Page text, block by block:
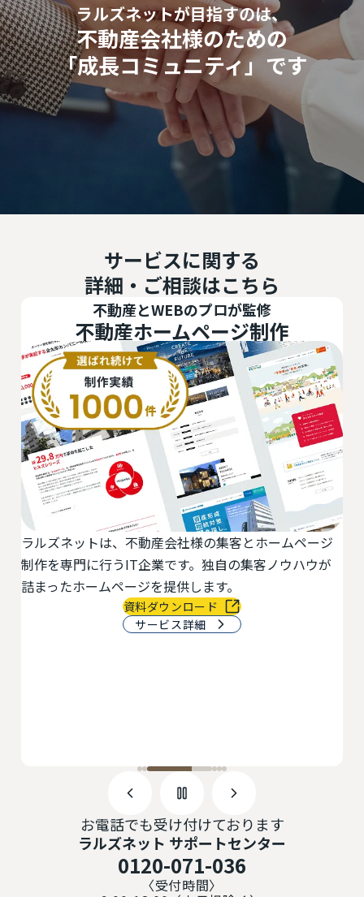
ラルズネットが目指すのは、
不動産会社様のための
「成長コミュニティ」です
サービスに関する
詳細・ご相談はこちら
不動産とWEBのプロが監修
不動産ホームページ制作
ラルズネットは、不動産会社様の集客とホームページ
制作を専門に行うIT企業です。独自の集客ノウハウが
詰まったホームページを提供します。
資料ダウンロード
サービス詳細
お電話でも受け付けております
ラルズネット サポートセンター
0120-071-036
〈受付時間〉